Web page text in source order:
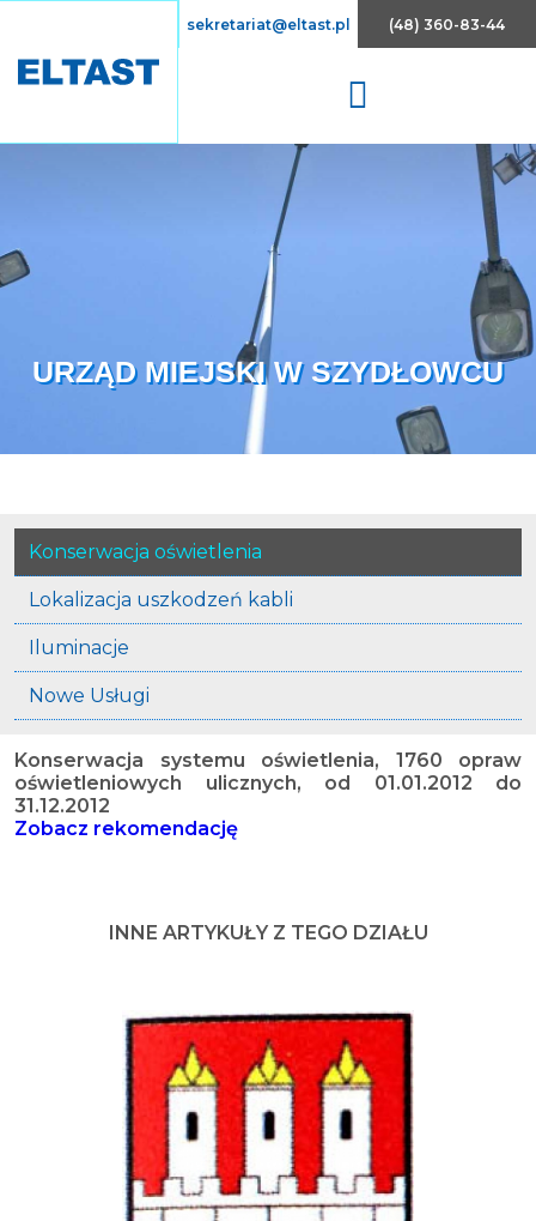
sekretariat@eltast.pl (48) 360-83-44
Konserwacja oświetlenia
Lokalizacja uszkodzeń kabli
Iluminacje
Nowe Usługi
URZĄD MIEJSKI W SZYDŁOWCU
Konserwacja systemu oświetlenia, 1760 opraw
oświetleniowych ulicznych, od 01.01.2012 do
31.12.2012
Zobacz rekomendację
INNE ARTYKUŁY Z TEGO DZIAŁU